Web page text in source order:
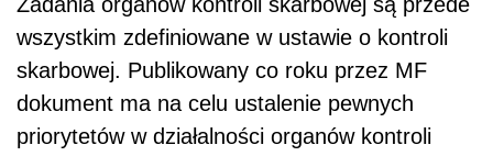
wszystkim zdefiniowane w ustawie o kontroli
skarbowej. Publikowany co roku przez MF
dokument ma na celu ustalenie pewnych
priorytetów w działalności organów kontroli